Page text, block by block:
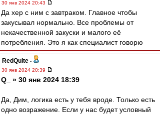
30 янв 2024 20:43
Да хер с ним с завтраком. Главное чтобы
закусывал нормально. Все проблемы от
некачественной закуски и малого её
потребления. Это я как специалист говорю
RedQuite -
30 янв 2024 20:39
Q_ » 30 янв 2024 18:39
Да, Дим, логика есть у тебя вроде. Только есть
одно возражение. Если у нас будет условный